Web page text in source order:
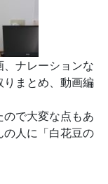
ナレーションな
りまとめ、動画編
で大変な点もあ
の人に「白花豆の